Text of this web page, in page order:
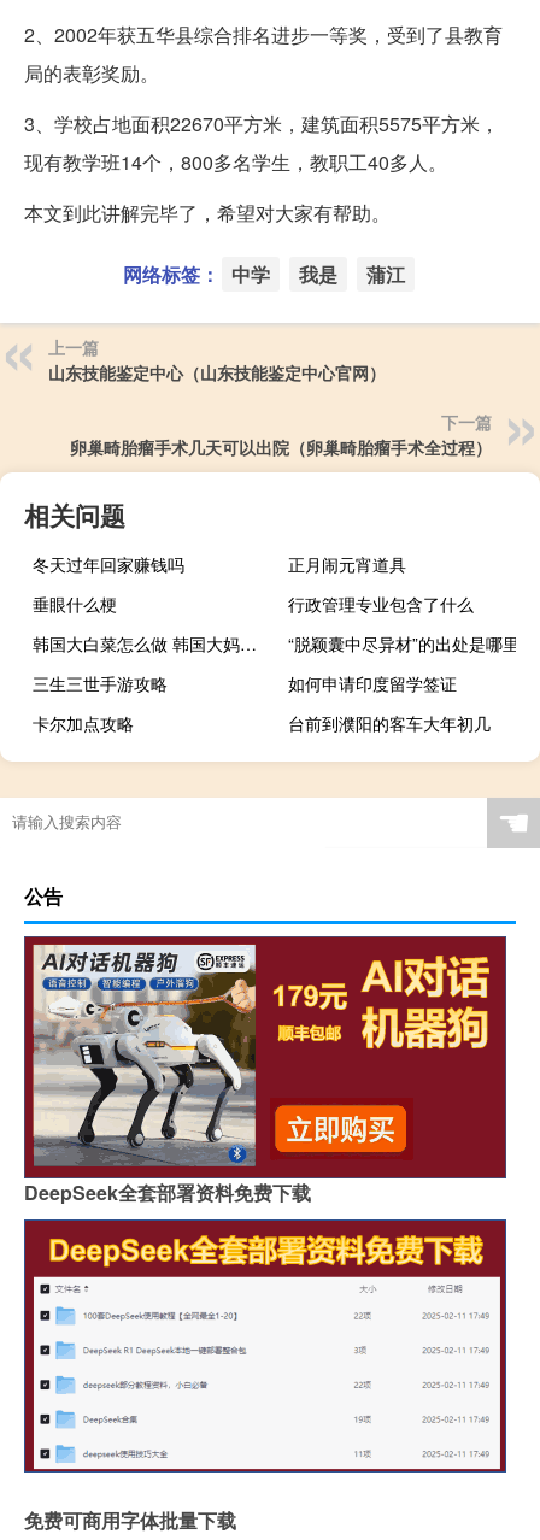
2、2002年获五华县综合排名进步一等奖，受到了县教育
局的表彰奖励。
3、学校占地面积22670平方米，建筑面积5575平方米，
现有教学班14个，800多名学生，教职工40多人。
本文到此讲解完毕了，希望对大家有帮助。
网络标签： 中学 我是 蒲江
上一篇
山东技能鉴定中心（山东技能鉴定中心官网）
下一篇
卵巢畸胎瘤手术几天可以出院（卵巢畸胎瘤手术全过程）
相关问题
冬天过年回家赚钱吗
正月闹元宵道具
垂眼什么梗
行政管理专业包含了什么
韩国大白菜怎么做 韩国大妈吐槽白菜贵
“脱颖囊中尽异材”的出处是哪里
三生三世手游攻略
如何申请印度留学签证
卡尔加点攻略
台前到濮阳的客车大年初几
☚
公告
DeepSeek全套部署资料免费下载
免费可商用字体批量下载